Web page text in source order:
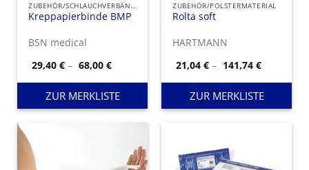
ZUBEHÖR/SCHLAUCHVERBÄNDE
Kreppapierbinde BMP
BSN medical
29,40€ – 68,00€Preisspanne:
29,40 €
bis
68,00 €
ZUR MERKLISTE
ZUBEHÖR/POLSTERMATERIAL
Rolta soft
HARTMANN
21,04€ – 141,74€
21,04 €
bis
141,74 €
ZUR MERKLISTE